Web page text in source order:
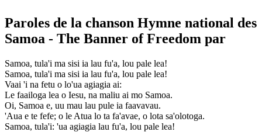
Paroles de la chanson Hymne national des
Samoa - The Banner of Freedom par
Samoa, tula'i ma sisi ia lau fu'a, lou pale lea!
Samoa, tula'i ma sisi ia lau fu'a, lou pale lea!
Vaai 'i na fetu o lo'ua agiagia ai:
Le faailoga lea o Iesu, na maliu ai mo Samoa.
Oi, Samoa e, uu mau lau pule ia faavavau.
'Aua e te fefe; o le Atua lo ta fa'avae, o lota sa'olotoga.
Samoa, tula'i: 'ua agiagia lau fu'a, lou pale lea!